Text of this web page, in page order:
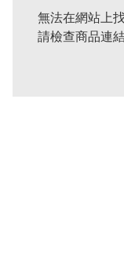
無法在網站上
請檢查商品連